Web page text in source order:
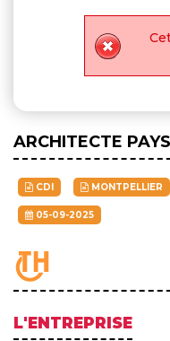
ARCHITECTE
CDI MONTPELLIER
05-09-2025
L'ENTREPRISE